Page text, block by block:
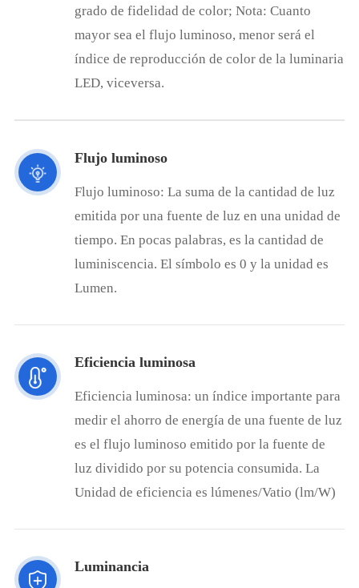
grado de fidelidad de color; Nota: Cuanto
mayor sea el flujo luminoso, menor será el
índice de reproducción de color de la luminaria
LED, viceversa.
Flujo luminoso
Flujo luminoso: La suma de la cantidad de luz
emitida por una fuente de luz en una unidad de
tiempo. En pocas palabras, es la cantidad de
luminiscencia. El símbolo es 0 y la unidad es
Lumen.
Eficiencia luminosa
Eficiencia luminosa: un índice importante para
medir el ahorro de energía de una fuente de luz
es el flujo luminoso emitido por la fuente de
luz dividido por su potencia consumida. La
Unidad de eficiencia es lúmenes/Vatio (lm/W)
Luminancia